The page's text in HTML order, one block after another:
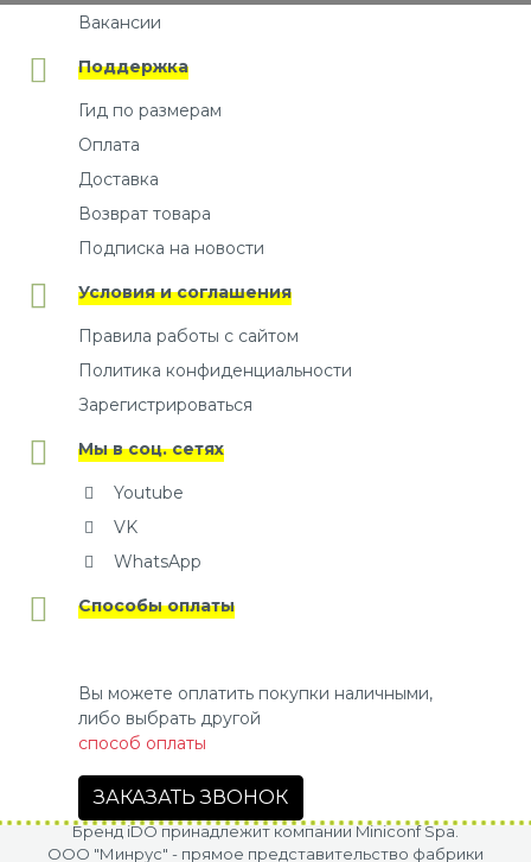
Вакансии
Поддержка
Гид по размерам
Оплата
Доставка
Возврат товара
Подписка на новости
Условия и соглашения
Правила работы с сайтом
Политика конфиденциальности
Зарегистрироваться
Мы в соц. сетях
Youtube
VK
WhatsApp
Способы оплаты
Вы можете оплатить покупки наличными,
либо выбрать другой
способ оплаты
ЗАКАЗАТЬ ЗВОНОК
Бренд iDO принадлежит компании Miniconf Spa.
OOO "Минрус" - прямое представительство фабрики